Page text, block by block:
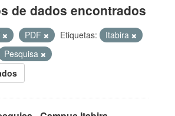
de dados encontrados
PDF Etiquetas:
Itabira
Pesquisa